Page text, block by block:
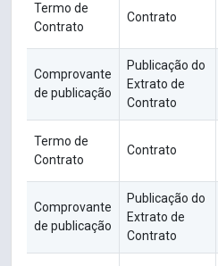
Termo de
Contrato
Contrato
Comprovante
de publicação
Publicação do
Extrato de
Contrato
Termo de
Contrato
Contrato
Comprovante
de publicação
Publicação do
Extrato de
Contrato